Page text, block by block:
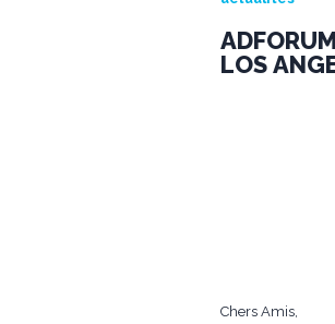
LOS
Chers Amis,